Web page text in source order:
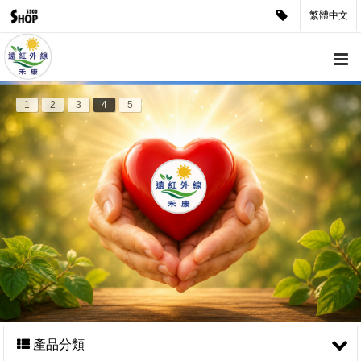
繁體中文
1 2 3 4 5
產品分類